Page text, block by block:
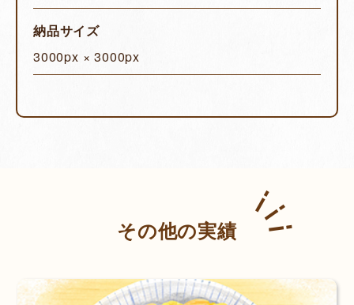
納品サイズ
3000px × 3000px
その他の実績